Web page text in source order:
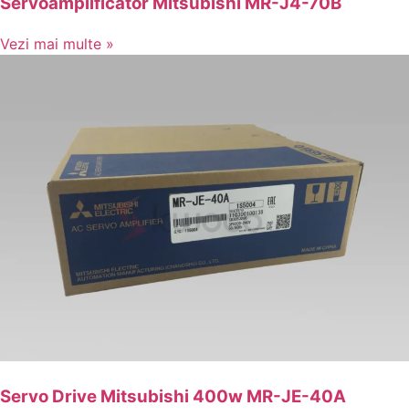
Vezi mai multe »
Servo Drive Mitsubishi 400w MR-JE-40A